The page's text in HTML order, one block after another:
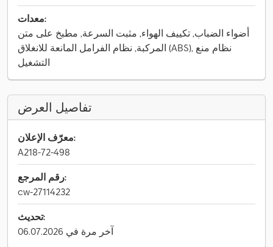
معدات:
أضواء الضباب, تكييف الهواء, مثبت السرعة, مطبخ على متن
المركبة, نظام الفرامل المانعة للانغلاق (ABS), نظام منع
التشغيل
تفاصيل العرض
معرّف الإعلان:
A218-72-498
رقم المرجع:
cw-27114232
تحديث:
آخر مرة في 06.07.2026